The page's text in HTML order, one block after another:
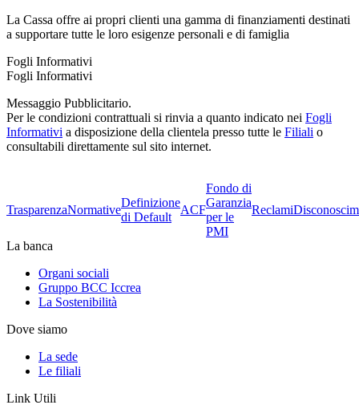
La Cassa offre ai propri clienti una gamma di finanziamenti destinati
a supportare tutte le loro esigenze personali e di famiglia
Fogli Informativi
Fogli Informativi
Messaggio Pubblicitario.
Per le condizioni contrattuali si rinvia a quanto indicato nei Fogli
Informativi a disposizione della clientela presso tutte le Filiali o
consultabili direttamente sul sito internet.
TrasparenzaNormative
Definizione
di Default
ACF
Fondo di
Garanzia
per le
PMI
Reclami
La banca
Organi sociali
Gruppo BCC Iccrea
La Sostenibilità
Dove siamo
La sede
Le filiali
Link Utili